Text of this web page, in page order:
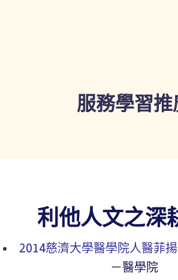
服務學習推
利他人文之深
2014慈濟大學醫學院人醫菲
－醫學院